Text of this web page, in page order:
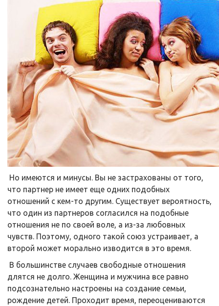
Но имеются и минусы. Вы не застрахованы от того,
что партнер не имеет еще одних подобных
отношений с кем-то другим. Существует вероятность,
что один из партнеров согласился на подобные
отношения не по своей воле, а из-за любовных
чувств. Поэтому, одного такой союз устраивает, а
второй может морально изводится в это время.
В большинстве случаев свободные отношения
длятся не долго. Женщина и мужчина все равно
подсознательно настроены на создание семьи,
рождение детей. Проходит время, переоцениваются